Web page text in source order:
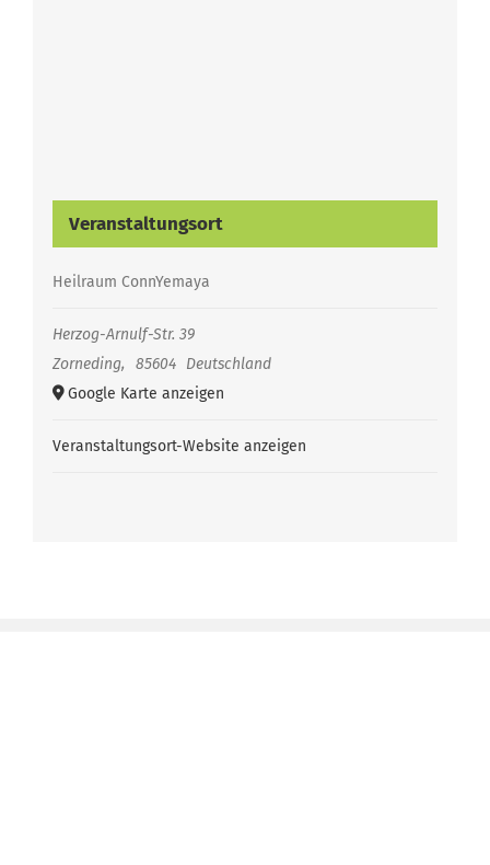
Veranstaltungsort
Heilraum ConnYemaya
Herzog-Arnulf-Str. 39
Zorneding, 85604
Deutschland
Google Karte anzeigen
Veranstaltungsort-Website anzeigen